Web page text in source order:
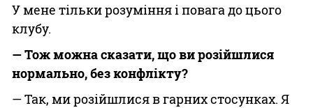
У мене тільки розуміння і повага до цього
клубу.
— Тож можна сказати, що ви розійшлися
нормально, без конфлікту?
— Так, ми розійшлися в гарних стосунках. Я